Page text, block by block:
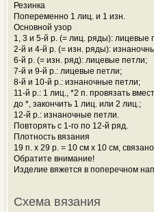
Резинка
Попеременно 1 лиц. и 1 изн.
Основной узор
1, 3 и 5-й р. (= лиц. ряды): лицевые
2-й и 4-й р. (= изн. ряды):
6-й р. (= изн. ряд): лицевые петли;
7-й и 9-й р.: лицевые петли;
8-й и 10-й р.: изнаночные петли;
11-й р.: 1 лиц., *2 п. провязать
до *, закончить 1 лиц. или 2 лиц.;
12-й р.: изнаночные петли.
Повторять с 1-го по 12-й ряд.
Плотность вязания
19 п. х 29 р. = 10 см х 10 см,
Обратите внимание!
Изделие вяжется в поперечном
Схема вязания